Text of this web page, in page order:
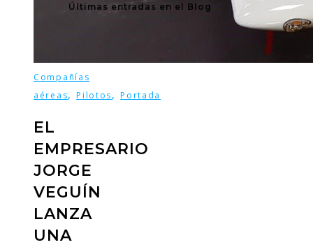
Compañías
aéreas,Pilotos,Portada
EL
EMPRESARIO
JORGE
VEGUÍN
LANZA
UNA
Últimas entradas en el Blog